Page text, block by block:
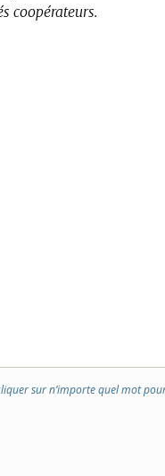
coopérateurs.
sur n’importe quel mot